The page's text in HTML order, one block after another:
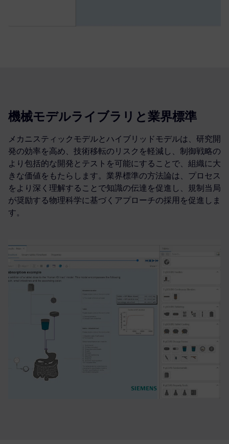
機械モデルライブラリと業界標準
メカニスティックモデルとハイブリッドモデルは、研究開
発の効率を高め、技術移転のリスクを軽減し、制御戦略の
より包括的な開発とテストを可能にすることで、組織に大
きな価値をもたらします。業界標準の方法論は、プロセス
をより深く理解することで知識の伝達を促進し、規制当局
が奨励する物理科学に基づくアプローチの採用を促進しま
す。